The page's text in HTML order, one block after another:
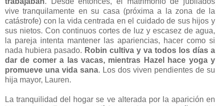
vive tranquilamente en su casa (próxima a la zona de la
catástrofe) con la vida centrada en el cuidado de sus hijos y
sus nietos. Con continuos cortes de luz y escasez de agua,
la pareja intenta mantener las apariencias, hacer como si
nada hubiera pasado. Robin cultiva y va todos los días a
dar de comer a las vacas, mientras Hazel hace yoga y
promueve una vida sana. Los dos viven pendientes de su
hija mayor, Lauren.
La tranquilidad del hogar se ve alterada por la aparición en